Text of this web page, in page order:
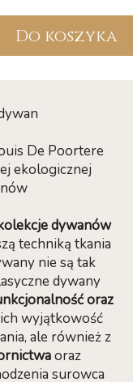
Do koszyka
De Poortere
ekologicznej
dywanów
techniką tkania
nie są tak
dywany
oraz
ich wyjątkowość
ale również z
oraz
surowca